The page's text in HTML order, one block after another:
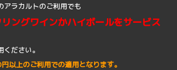
アラカルトのご利用でも
ングワインかハイボールをサービス
ださい。
以上のご利用での適用となります。